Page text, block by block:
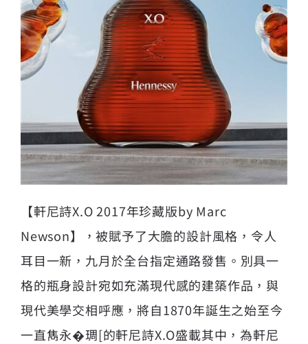
【軒尼詩X.O 2017年珍藏版by Marc
Newson】，被賦予了大膽的設計風格，令人
耳目一新，九月於全台指定通路發售。別具一
格的瓶身設計宛如充滿現代感的建築作品，與
現代美學交相呼應，將自1870年誕生之始至今
一直雋永�琱[的軒尼詩X.O盛載其中，為軒尼